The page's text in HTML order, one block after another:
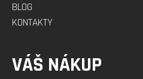
BLOG
KONTAKTY
VÁŠ NÁKUP